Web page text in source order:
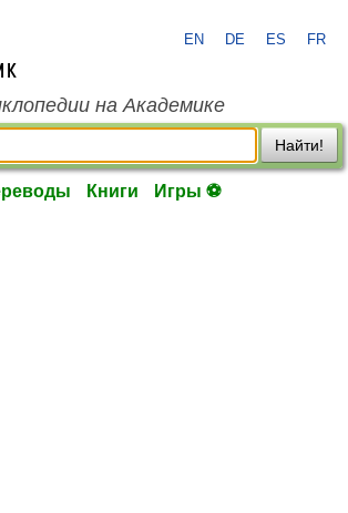
EN DE ES FR
на Академике
Найти!
Книги Игры ⚽